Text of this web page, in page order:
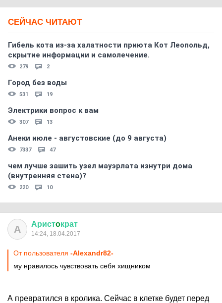
СЕЙЧАС ЧИТАЮТ
Гибель кота из-за халатности приюта Кот Леопольд,
скрытиe информации и самолечение.
279 2
Город без воды
531 19
Электрики вопрос к вам
307 13
Анеки июле - августовские (до 9 августа)
7337 47
чем лучше зашить узел мауэрлата изнутри дома
(внутренняя стена)?
220 10
А Аристoкрат
14:24, 18.04.2017
От пользователя -Alexandr82-
му нравилось чувствовать себя хищником
А превратился в кролика. Сейчас в клетке будет перед